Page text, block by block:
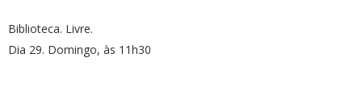
Biblioteca. Livre.
Dia 29. Domingo, às 11h30